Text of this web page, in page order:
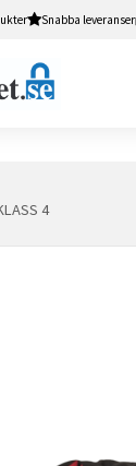
Snabba leveranser
4